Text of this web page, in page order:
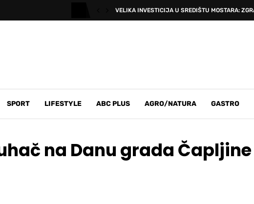
VELIKA INVESTICIJA U SREDIŠTU MOSTARA:
SPORT LIFESTYLE ABC PLUS AGRO/NATURA GASTRO
na Danu grada Čapljine